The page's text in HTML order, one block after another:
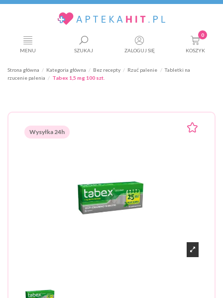
MENU SZUKAJ ZALOGUJ SIĘ
0
KOSZYK
Strona główna Kategoria główna Bez recepty Rzuć palenie
Tabletki na
rzucenie palenia
Tabex 1,5 mg 100 szt.
Wysyłka 24h